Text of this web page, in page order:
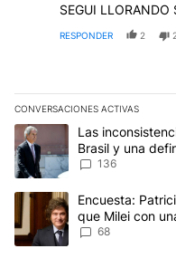
SEGUI LLORANDO
RESPONDER 2
CONVERSACIONES ACTIVAS
Este listado muestra los
Un artículo de tendencia
Las
Brasil y una
concepto
136
Un artículo de tendencia
Encuesta:
que Milei con
negativa
68